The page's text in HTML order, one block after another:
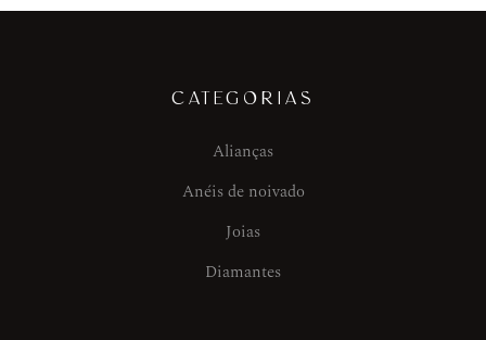
CATEGORIAS
Alianças
Anéis de noivado
Joias
Diamantes